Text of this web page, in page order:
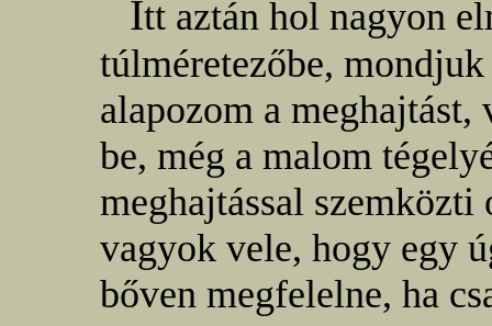
Itt aztán hol nagyon
túlméretezőbe,
alapozom a meghajtást,
be, még a malom
meghajtással
vagyok vele, hogy egy
bőven megfelelne, ha